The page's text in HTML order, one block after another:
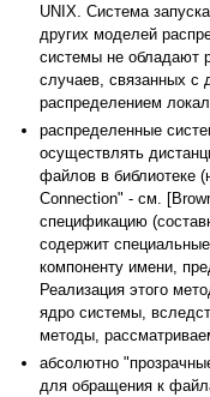
UNIX. Система
других моделей
системы не обладают
случаев, связанных с
распределением
распределенные
осуществлять
файлов в библиотеке
Connection" - см.
спецификацию
содержит
компоненту имени,
Реализация этого
ядро системы,
методы,
абсолютно
для обращения к